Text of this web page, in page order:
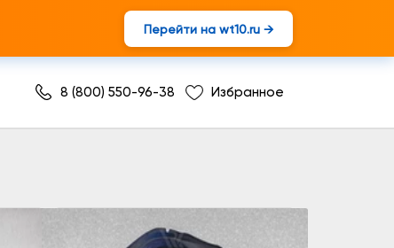
Перейти на wt10.ru →
8 (800) 550-96-38 Избранное